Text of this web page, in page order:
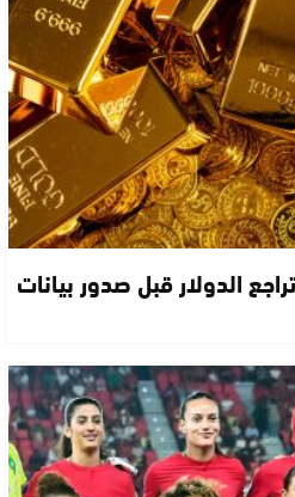
الدولار قبل صدور بيانات